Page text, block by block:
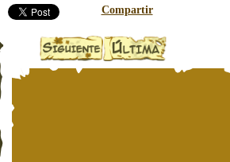
Compartir